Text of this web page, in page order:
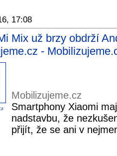
17:08
Mix už brzy obdrží
-
Mobilizujeme.cz
Smartphony Xiaomi
nadstavbu, že
přijít, že se ani v